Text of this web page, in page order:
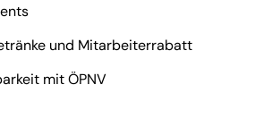
und Mitarbeiterrabatt
mit ÖPNV